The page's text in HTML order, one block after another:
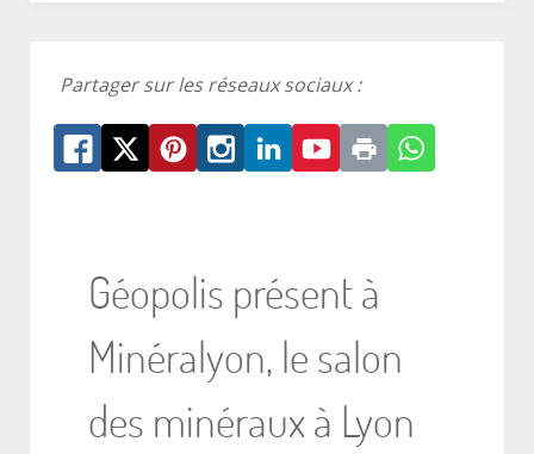
Partager sur les réseaux sociaux :
Géopolis présent à
Minéralyon, le salon
des minéraux à Lyon